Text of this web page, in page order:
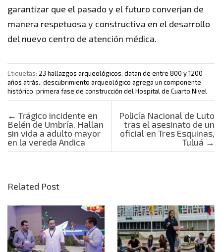
garantizar que el pasado y el futuro converjan de
manera respetuosa y constructiva en el desarrollo
del nuevo centro de atención médica.
Etiquetas: 23 hallazgos arqueológicos, datan de entre 800 y 1200
años atrás., descubrimiento arqueológico agrega un componente
histórico, primera fase de construcción del Hospital de Cuarto Nivel
Post navigation
← Trágico incidente en
Belén de Umbría. Hallan
sin vida a adulto mayor
en la vereda Andica
Policía Nacional de Luto
tras el asesinato de un
oficial en Tres Esquinas,
Tuluá →
Related Post